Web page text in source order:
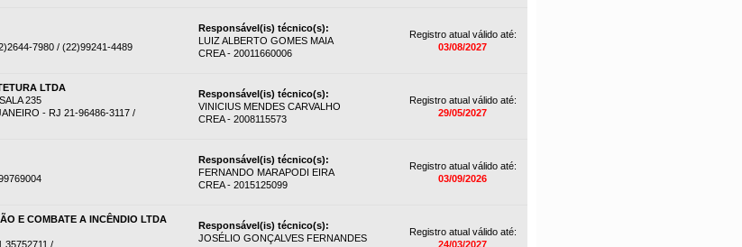
7980 / (22)99241-4489
Responsável(is) técnico(s):
LUIZ ALBERTO GOMES MAIA
CREA - 20011660006
Registro atual válido até:
03/08/2027
LTDA
235
- RJ 21-96486-3117 /
Responsável(is) técnico(s):
VINICIUS MENDES CARVALHO
CREA - 2008115573
Registro atual válido até:
29/05/2027
Responsável(is) técnico(s):
FERNANDO MARAPODI EIRA
CREA - 2015125099
Registro atual válido até:
03/09/2026
E COMBATE A INCÊNDIO LTDA
35752711 /
Responsável(is) técnico(s):
JOSÉLIO GONÇALVES FERNANDES
Registro atual válido até:
24/03/2027